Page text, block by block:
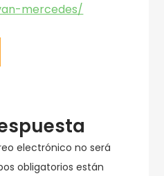
mercedes/
electrónico no será
obligatorios están